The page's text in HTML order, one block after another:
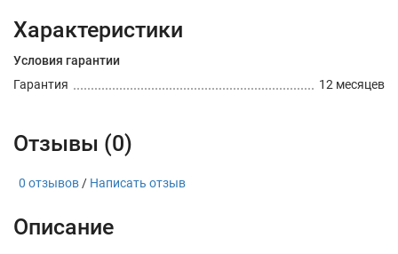
Характеристики
Условия гарантии
Гарантия
12 месяцев
Отзывы (0)
0 отзывов / Написать отзыв
Описание